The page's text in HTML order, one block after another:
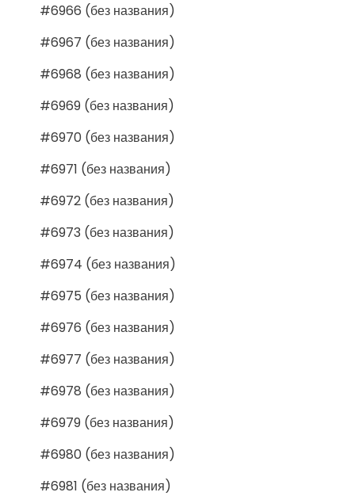
#6966 (без названия)
#6967 (без названия)
#6968 (без названия)
#6969 (без названия)
#6970 (без названия)
#6971 (без названия)
#6972 (без названия)
#6973 (без названия)
#6974 (без названия)
#6975 (без названия)
#6976 (без названия)
#6977 (без названия)
#6978 (без названия)
#6979 (без названия)
#6980 (без названия)
#6981 (без названия)